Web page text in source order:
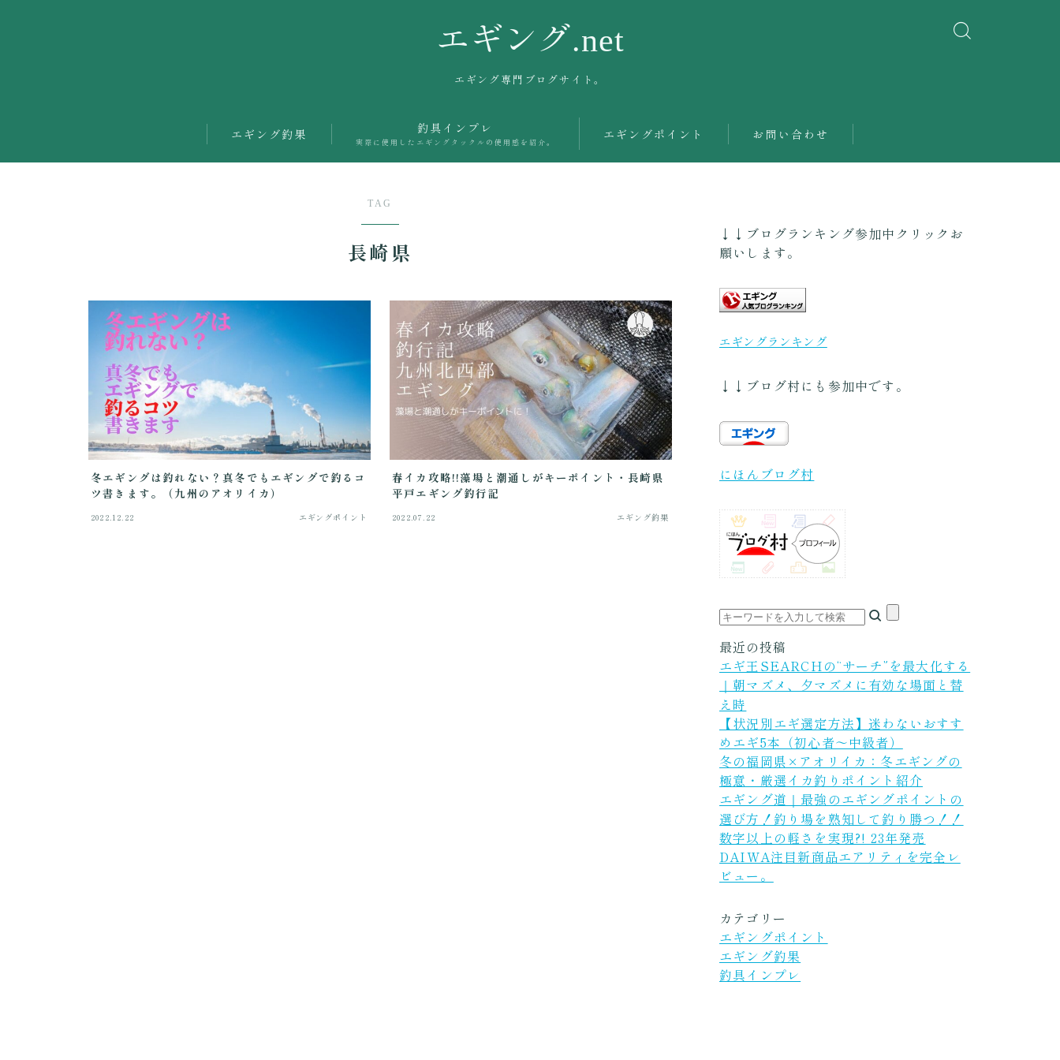
エギング.net
エギング専門ブログサイト。
エギング釣果 釣具インプレ
実際に使用したエギングタックルの使用感を紹介。
エギングポイント お問い合わせ
TAG
長崎県
冬エギングは釣れない？真冬でもエギングで釣るコ
ツ書きます。（九州のアオリイカ）
2022.12.22 エギングポイント
春イカ攻略!!藻場と潮通しがキーポイント・長崎県
平戸エギング釣行記
2022.07.22 エギング釣果
↓↓ブログランキング参加中クリックお
願いします。
エギングランキング
↓↓ブログ村にも参加中です。
にほんブログ村
最近の投稿
エギ王SEARCHの“サーチ”を最大化する
｜朝マズメ、夕マズメに有効な場面と替
え時
【状況別エギ選定方法】迷わないおすす
めエギ5本（初心者〜中級者）
冬の福岡県×アオリイカ：冬エギングの
極意・厳選イカ釣りポイント紹介
エギング道｜最強のエギングポイントの
選び方！釣り場を熟知して釣り勝つ！！
数字以上の軽さを実現?! 23年発売
DAIWA注目新商品エアリティを完全レ
ビュー。
カテゴリー
エギングポイント
エギング釣果
釣具インプレ